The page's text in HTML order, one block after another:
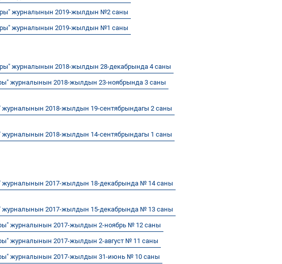
журналынын 2019-жылдын №2 саны
журналынын 2019-жылдын №1 саны
журналынын 2018-жылдын 28-декабрында 4 саны
журналынын 2018-жылдын 23-ноябрында 3 саны
2018-жылдын 19-сентябрындагы 2 саны
2018-жылдын 14-сентябрындагы 1 саны
журналынын 2017-жылдын 18-декабрында № 14 саны
журналынын 2017-жылдын 15-декабрында № 13 саны
журналынын 2017-жылдын 2-ноябрь № 12 саны
журналынын 2017-жылдын 2-август № 11 саны
журналынын 2017-жылдын 31-июнь № 10 саны